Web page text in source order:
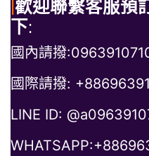
歡迎聯繫客服預
下:
國內請撥
國際請撥:
LINE ID: